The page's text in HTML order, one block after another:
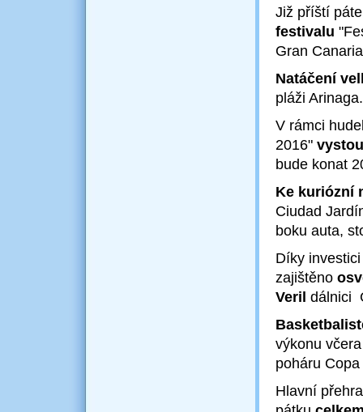
Již příští
festivalu
Gran
Natáčení
pláži
V rámci
2016"
bude konat
Ke kuriózní
Ciudad
boku auta,
Díky
zajištěno
Veril dálnici
výkonu
poháru
Hlavní